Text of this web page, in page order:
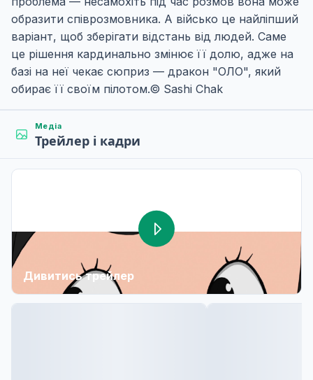
образити співрозмовника. А військо це найліпший
варіант, щоб зберігати відстань від людей. Саме
це рішення кардинально змінює її долю, адже на
базі на неї чекає сюприз — дракон "ОЛО", який
обирає її своїм пілотом.© Sashi Chak
Медіа
Трейлер і кадри
Дивитись трейлер